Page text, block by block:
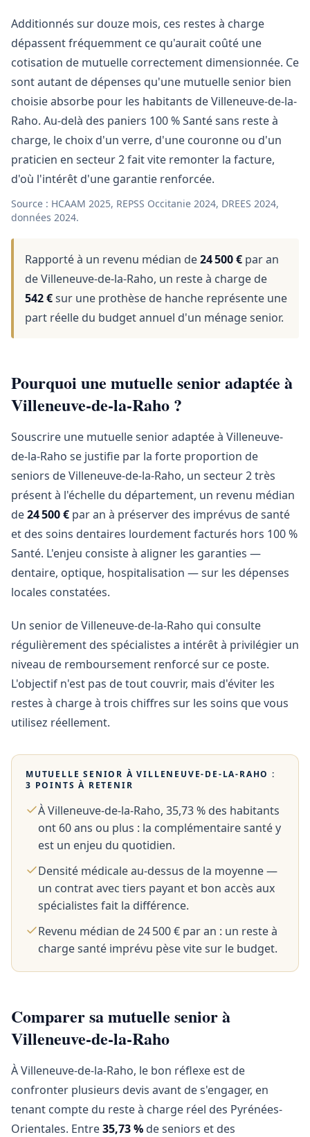
Additionnés sur douze mois, ces restes à charge
dépassent fréquemment ce qu'aurait coûté une
cotisation de mutuelle correctement dimensionnée. Ce
sont autant de dépenses qu'une mutuelle senior bien
choisie absorbe pour les habitants de Villeneuve-de-la-
Raho. Au-delà des paniers 100 % Santé sans reste à
charge, le choix d'un verre, d'une couronne ou d'un
praticien en secteur 2 fait vite remonter la facture,
d'où l'intérêt d'une garantie renforcée.
Source : HCAAM 2025, REPSS Occitanie 2024, DREES 2024,
données 2024.
Rapporté à un revenu médian de24 500 € par an
de Villeneuve-de-la-Raho, un reste à charge de
542 €sur une prothèse de hanche représente une
part réelle du budget annuel d'un ménage senior.
Pourquoi une mutuelle senior adaptée à
Villeneuve-de-la-Raho ?
Souscrire une mutuelle senior adaptée à Villeneuve-
de-la-Raho se justifie par la forte proportion de
seniors de Villeneuve-de-la-Raho, un secteur 2 très
présent à l'échelle du département, un revenu médian
de24 500 € par an à préserver des imprévus de santé
et des soins dentaires lourdement facturés hors 100 %
Santé. L'enjeu consiste à aligner les garanties —
dentaire, optique, hospitalisation — sur les dépenses
locales constatées.
Un senior de Villeneuve-de-la-Raho qui consulte
régulièrement des spécialistes a intérêt à privilégier un
niveau de remboursement renforcé sur ce poste.
L'objectif n'est pas de tout couvrir, mais d'éviter les
restes à charge à trois chiffres sur les soins que vous
utilisez réellement.
MUTUELLE SENIOR ÀVILLENEUVE-DE-LA-RAHO :
3 POINTS À RETENIR
À Villeneuve-de-la-Raho, 35,73 % des habitants
ont 60 ans ou plus : la complémentaire santé y
est un enjeu du quotidien.
Densité médicale au-dessus de la moyenne —
un contrat avec tiers payant et bon accès aux
spécialistes fait la différence.
Revenu médian de 24 500 € par an : un reste à
charge santé imprévu pèse vite sur le budget.
Comparer sa mutuelle senior à
Villeneuve-de-la-Raho
À Villeneuve-de-la-Raho, le bon réflexe est de
confronter plusieurs devis avant de s'engager, en
tenant compte du reste à charge réel des Pyrénées-
Orientales. Entre35,73 % de seniors et des